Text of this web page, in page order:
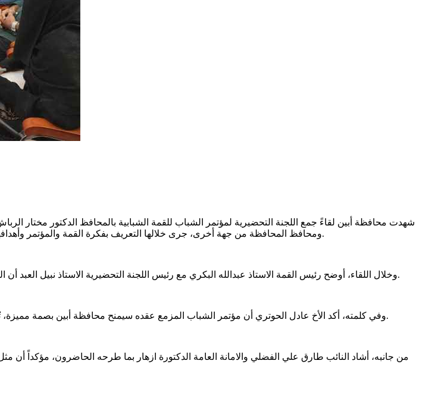
شهدت محافظة أبين لقاءً جمع اللجنة التحضيرية لمؤتمر الشباب للقمة الشبابية بالمحافظ الدكتور مختار
ومحافظ المحافظة من جهة أخرى، جرى خلالها التعريف بفكرة القمة والمؤتمر وأهدافها العامة الهادفة إلى تمكين الشباب في المحافظات المحررة وتعزيز مشاركتهم في عملية التنمية.
وخلال اللقاء، أوضح رئيس القمة الاستاذ عبدالله البكري مع رئيس اللجنة التحضيرية الاستاذ نبيل العبد أن القمة الشبابية تمثل مبادرة نوعية تسعى إلى توحيد جهود الشباب وإبراز دورهم الريادي في المجتمع.
وفي كلمته، أكد الأخ عادل الحوتري أن مؤتمر الشباب المزمع عقده سيمنح محافظة أبين بصمة مميزة، تُظهر أن فيها شباباً طموحين يتطلعون لمستقبل أفضل ويسعون لتمثيل محافظتهم بصورة مشرفة.
من جانبه، أشاد النائب طارق علي الفضلي والامانة العامة الدكتورة ازهار بما طرحه الحاضرون، مؤكداً